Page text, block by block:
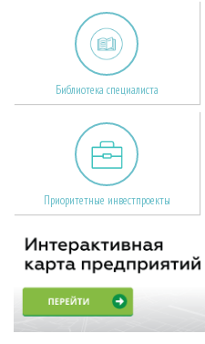
Библиотека специалиста
Приоритетные инвестпроекты